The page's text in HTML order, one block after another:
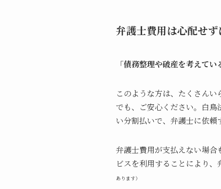
弁護士費用は心配せず
「債務整理や破産を考えて
このような方は、たくさんい
でも、ご安心ください。白
い分割払いで、弁護士に依頼
弁護士費用が支払えない場
ビスを利用することにより、
あります）